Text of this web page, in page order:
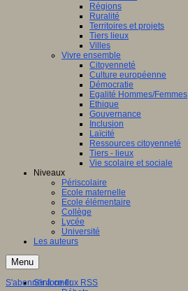
Régions
Ruralité
Territoires et projets
Tiers lieux
Villes
Vivre ensemble
Citoyenneté
Culture européenne
Démocratie
Egalité Hommes/Femmes
Ethique
Gouvernance
Inclusion
Laïcité
Ressources citoyenneté
Tiers - lieux
Vie scolaire et sociale
Niveaux
Périscolaire
Ecole maternelle
Ecole élémentaire
Collège
Lycée
Université
Les auteurs
Menu
S'informer
S'abonner à ce flux RSS